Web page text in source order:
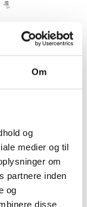
Om
og
medier og til
om
partnere inden
og
disse
ven under
Strand eller